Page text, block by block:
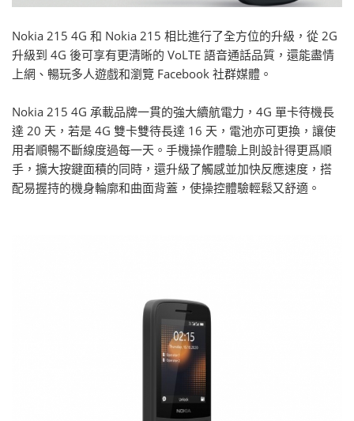
Nokia 215 4G 和 Nokia 215 相比進行了全方位的升級，從 2G
升級到 4G 後可享有更清晰的 VoLTE 語音通話品質，還能盡情
上網、暢玩多人遊戲和瀏覽 Facebook 社群媒體。
Nokia 215 4G 承載品牌一貫的強大續航電力，4G 單卡待機長
達 20 天，若是 4G 雙卡雙待長達 16 天，電池亦可更換，讓使
用者順暢不斷線度過每一天。手機操作體驗上則設計得更爲順
手，擴大按鍵面積的同時，還升級了觸感並加快反應速度，搭
配易握持的機身輪廓和曲面背蓋，使操控體驗輕鬆又舒適。